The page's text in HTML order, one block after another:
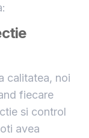
calitatea, noi
fiecare
si control
avea